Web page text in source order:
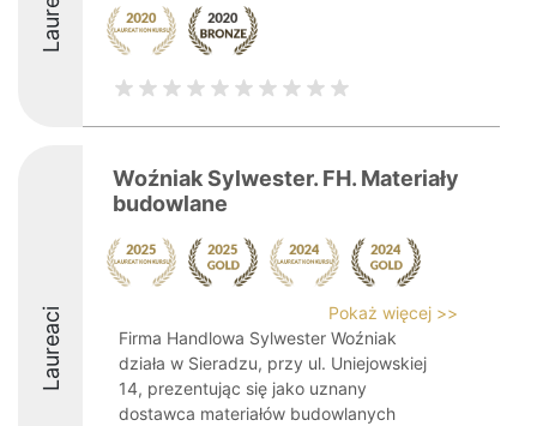
Laureaci
Woźniak Sylwester. FH. Materiały
budowlane
Pokaż więcej >>
Firma Handlowa Sylwester Woźniak
działa w Sieradzu, przy ul. Uniejowskiej
14, prezentując się jako uznany
dostawca materiałów budowlanych